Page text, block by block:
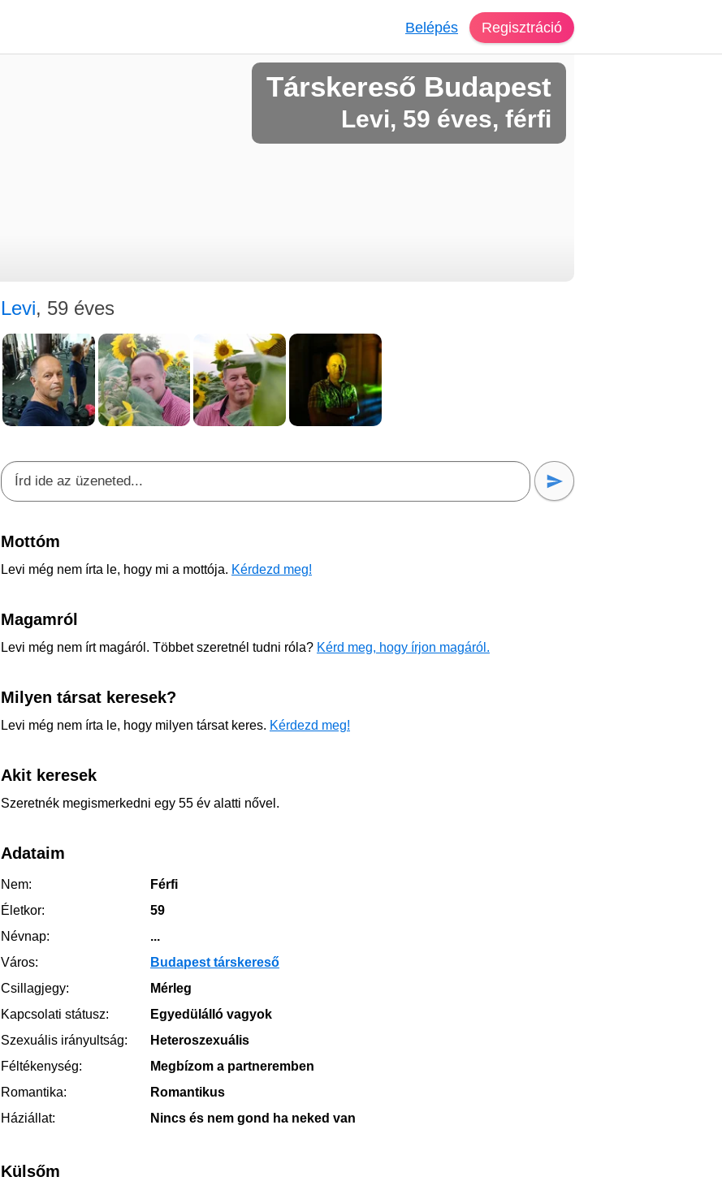
Belépés Regisztráció
Társkereső Budapest
Levi, 59 éves, férfi
Levi, 59 éves
Mottóm
Levi még nem írta le, hogy mi a mottója. Kérdezd meg!
Magamról
Levi még nem írt magáról. Többet szeretnél tudni róla? Kérd meg, hogy írjon magáról.
Milyen társat keresek?
Levi még nem írta le, hogy milyen társat keres. Kérdezd meg!
Akit keresek
Szeretnék megismerkedni egy 55 év alatti nővel.
Adataim
Nem:
Férfi
Életkor:
59
Névnap:
...
Város:
Budapest társkereső
Csillagjegy:
Mérleg
Kapcsolati státusz:
Egyedülálló vagyok
Szexuális irányultság:
Heteroszexuális
Féltékenység:
Megbízom a partneremben
Romantika:
Romantikus
Háziállat:
Nincs és nem gond ha neked van
Külsőm